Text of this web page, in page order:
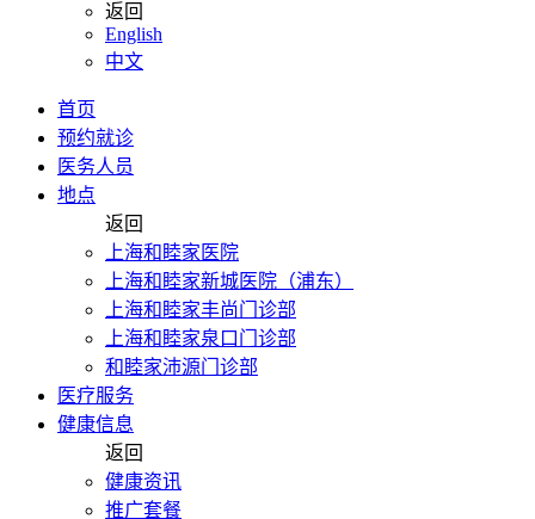
返回
English
中文
首页
预约就诊
医务人员
地点
返回
上海和睦家医院
上海和睦家新城医院（浦东）
上海和睦家丰尚门诊部
上海和睦家泉口门诊部
和睦家沛源门诊部
医疗服务
健康信息
返回
健康资讯
推广套餐